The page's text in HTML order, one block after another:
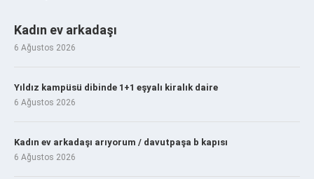
Kadın ev arkadaşı
6 Ağustos 2026
Yıldız kampüsü dibinde 1+1 eşyalı kiralık daire
6 Ağustos 2026
Kadın ev arkadaşı arıyorum / davutpaşa b kapısı
6 Ağustos 2026